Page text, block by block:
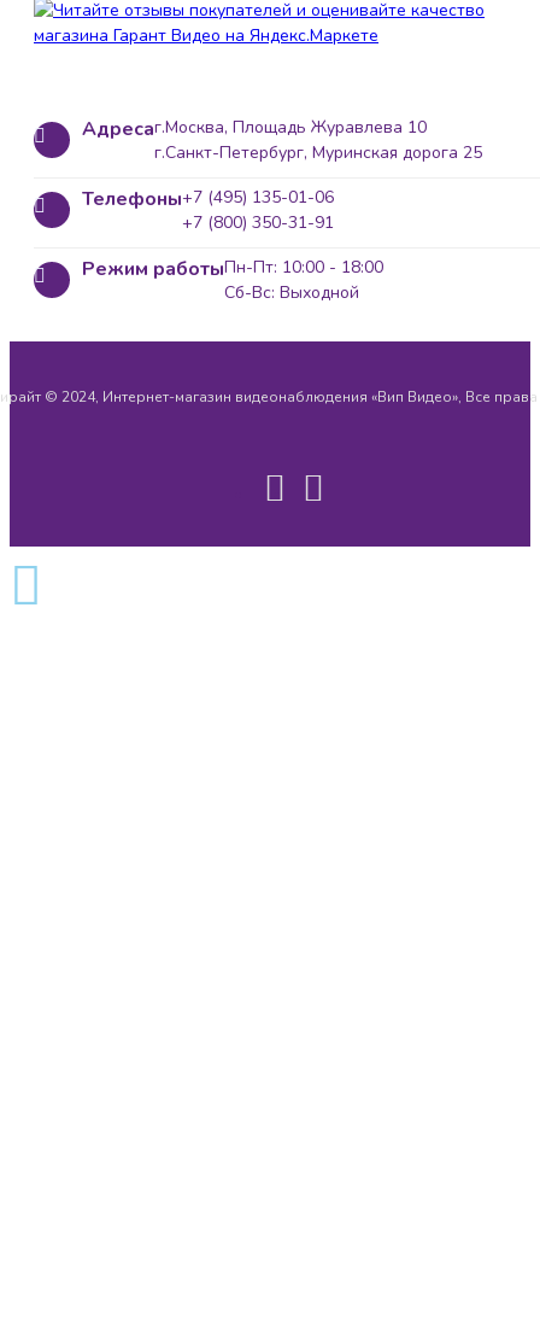
Адресаг.Москва, Площадь Журавлева 10
г.Санкт-Петербург, Муринская дорога 25
Телефоны+7 (495) 135-01-06
+7 (800) 350-31-91
Режим работыПн-Пт: 10:00 - 18:00
Сб-Вс: Выходной
© 2024, Интернет-магазин видеонаблюдения «Вип Видео», Все